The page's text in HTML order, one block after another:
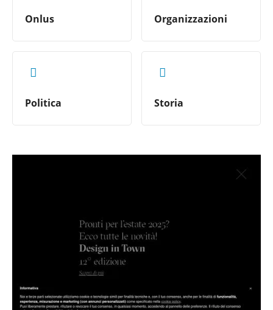
Onlus Organizzazioni
Politica Storia